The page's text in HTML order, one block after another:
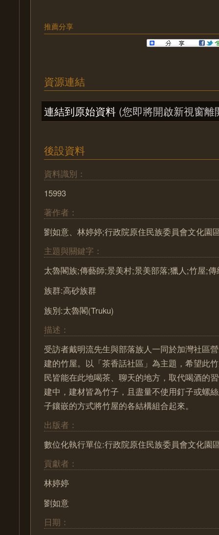
推薦分享
資源連結
連結到原始資料 (您即將開啟新視窗離
後設資料
資料識別：
15993
著作者：
劉如意、林婷婷;行政院原住民族委員會文化園
主題與關鍵字：
太魯閣族;傳藝師;景美村;景美部落;獵人;竹屋;
族群:高砂族群
族別:太魯閣(Truku)
描述：
受訪者戴明流先生與部落族人一同於加灣社區
建的竹屋。以「茶香話社區」為主題，希望此
民皆能在此地喝茶、聊天的地方，取代喝酒的
建中，建材皆為竹子，且盡量不使用釘子或螺
子鑲嵌的方式將竹屋的各結構組合起來。
出版者：
數位化執行單位:行政院原住民族委員會文化園
貢獻者：
林婷婷
劉如意
日期：